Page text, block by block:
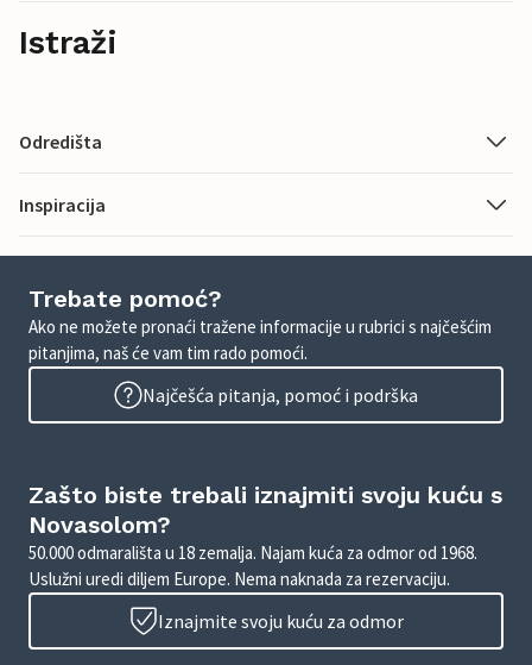
Istraži
Odredišta
Inspiracija
Trebate pomoć?
Ako ne možete pronaći tražene informacije u rubrici s najčešćim
pitanjima, naš će vam tim rado pomoći.
Najčešća pitanja, pomoć i podrška
Zašto biste trebali iznajmiti svoju kuću s
Novasolom?
50.000 odmarališta u 18 zemalja. Najam kuća za odmor od 1968.
Uslužni uredi diljem Europe. Nema naknada za rezervaciju.
Iznajmite svoju kuću za odmor